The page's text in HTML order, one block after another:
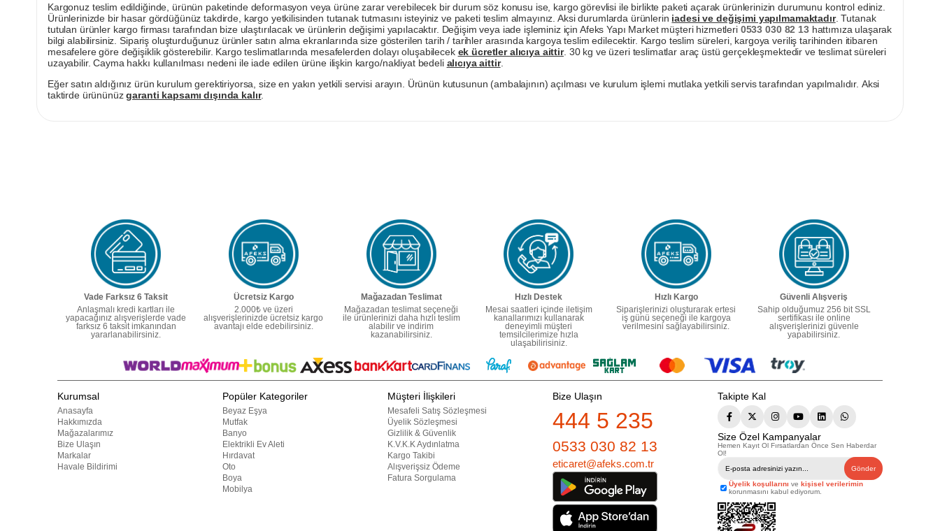
Kargonuz teslim edildiğinde, ürünün paketinde deformasyon veya ürüne zarar verebilecek bir durum söz konusu ise, kargo görevlisi ile birlikte paketi açarak ürünlerinizin durumunu kontrol ediniz.
Ürünlerinizde bir hasar gördüğünüz takdirde, kargo yetkilisinden tutanak tutmasını isteyiniz ve paketi teslim almayınız. Aksi durumlarda ürünlerin iadesi ve değişimi yapılmamaktadır. Tutanak
tutulan ürünler kargo firması tarafından bize ulaştırılacak ve ürünlerin değişimi yapılacaktır. Değişim veya iade işleminiz için Afeks Yapı Market müşteri hizmetleri 0533 030 82 13hattımıza ulaşarak
bilgi alabilirsiniz. Sipariş oluşturduğunuz ürünler satın alma ekranlarında size gösterilen tarih / tarihler arasında kargoya teslim edilecektir. Kargo teslim süreleri, kargoya veriliş tarihinden itibaren
mesafelere göre değişiklik gösterebilir. Kargo teslimatlarında mesafelerden dolayı oluşabilecek ek ücretler alıcıya aittir. 30 kg ve üzeri teslimatlar araç üstü gerçekleşmektedir ve teslimat süreleri
uzayabilir. Cayma hakkı kullanılması nedeni ile iade edilen ürüne ilişkin kargo/nakliyat bedeli alıcıya aittir.
Eğer satın aldığınız ürün kurulum gerektiriyorsa, size en yakın yetkili servisi arayın. Ürünün kutusunun (ambalajının) açılması ve kurulum işlemi mutlaka yetkili servis tarafından yapılmalıdır. Aksi
taktirde ürününüzgaranti kapsamı dışında kalır.
Vade Farksız 6 Taksit
Anlaşmalı kredi kartları ile
yapacağınız alışverişlerde vade
farksız 6 taksit imkanından
yararlanabilirsiniz.
Ücretsiz Kargo
2.000₺ ve üzeri
alışverişlerinizde ücretsiz kargo
avantajı elde edebilirsiniz.
Mağazadan Teslimat
Mağazadan teslimat seçeneği
ile ürünlerinizi daha hızlı teslim
alabilir ve indirim
kazanabilirsiniz.
Hızlı Destek
Mesai saatleri içinde iletişim
kanallarımızı kullanarak
deneyimli müşteri
temsilcilerimize hızla
ulaşabilirisiniz.
Hızlı Kargo
Siparişlerinizi oluşturarak ertesi
iş günü seçeneği ile kargoya
verilmesini sağlayabilirsiniz.
Güvenli Alışveriş
Sahip olduğumuz 256 bit SSL
sertifikası ile online
alışverişlerinizi güvenle
yapabilirsiniz.
Kurumsal
Anasayfa
Hakkımızda
Mağazalarımız
Bize Ulaşın
Markalar
Havale Bildirimi
Popüler Kategoriler
Beyaz Eşya
Mutfak
Banyo
Elektrikli Ev Aleti
Hırdavat
Oto
Boya
Mobilya
Müşteri İlişkileri
Mesafeli Satış Sözleşmesi
Üyelik Sözleşmesi
Gizlilik & Güvenlik
K.V.K.K Aydınlatma
Kargo Takibi
Alışverişsiz Ödeme
Fatura Sorgulama
Bize Ulaşın
444 5 235
0533 030 82 13
eticaret@afeks.com.tr
Takipte Kal
Size Özel Kampanyalar
Hemen Kayıt Ol Fırsatlardan Önce Sen Haberdar
Ol!
Gönder
Üyelik koşullarını ve kişisel verilerimin
korunmasını kabul ediyorum.